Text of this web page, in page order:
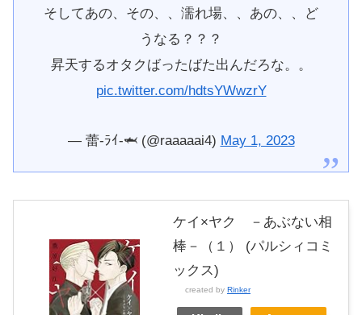
そしてあの、その、、濡れ場、、あの、、ど
うなる？？？
昇天するオタクばったばた出んだろな。。
pic.twitter.com/hdtsYWwzrY
— 蕾-ﾗｲ-🦈 (@raaaaai4) May 1, 2023
ケイ×ヤク －あぶない相
棒－（１） (パルシィコミ
ックス)
created by Rinker